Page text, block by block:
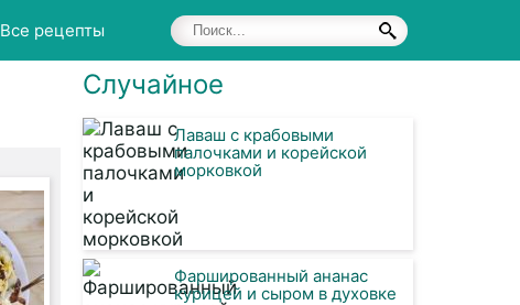
Все рецепты
Случайное
Лаваш с крабовыми
палочками и корейской
морковкой
Фаршированный ананас
курицей и сыром в духовке